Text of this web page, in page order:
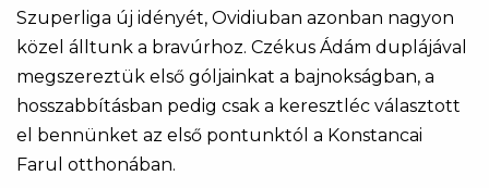
Szuperliga új idényét, Ovidiuban azonban nagyon
közel álltunk a bravúrhoz. Czékus Ádám duplájával
megszereztük első góljainkat a bajnokságban, a
hosszabbításban pedig csak a keresztléc választott
el bennünket az első pontunktól a Konstancai
Farul otthonában.